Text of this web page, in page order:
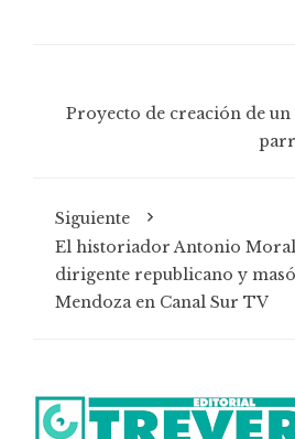
Proyecto de creación de
Siguiente
El historiador Antonio
dirigente republicano y
Mendoza en Canal Sur TV